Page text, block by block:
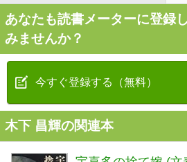
あなたも読書メーターに登録
みませんか？
今すぐ登録する（無料）
木下 昌輝の関連本